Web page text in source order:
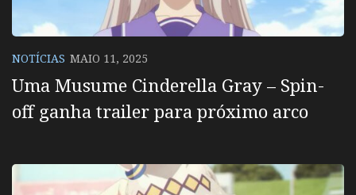
NOTÍCIAS MAIO 11, 2025
Uma Musume Cinderella Gray – Spin-
off ganha trailer para próximo arco